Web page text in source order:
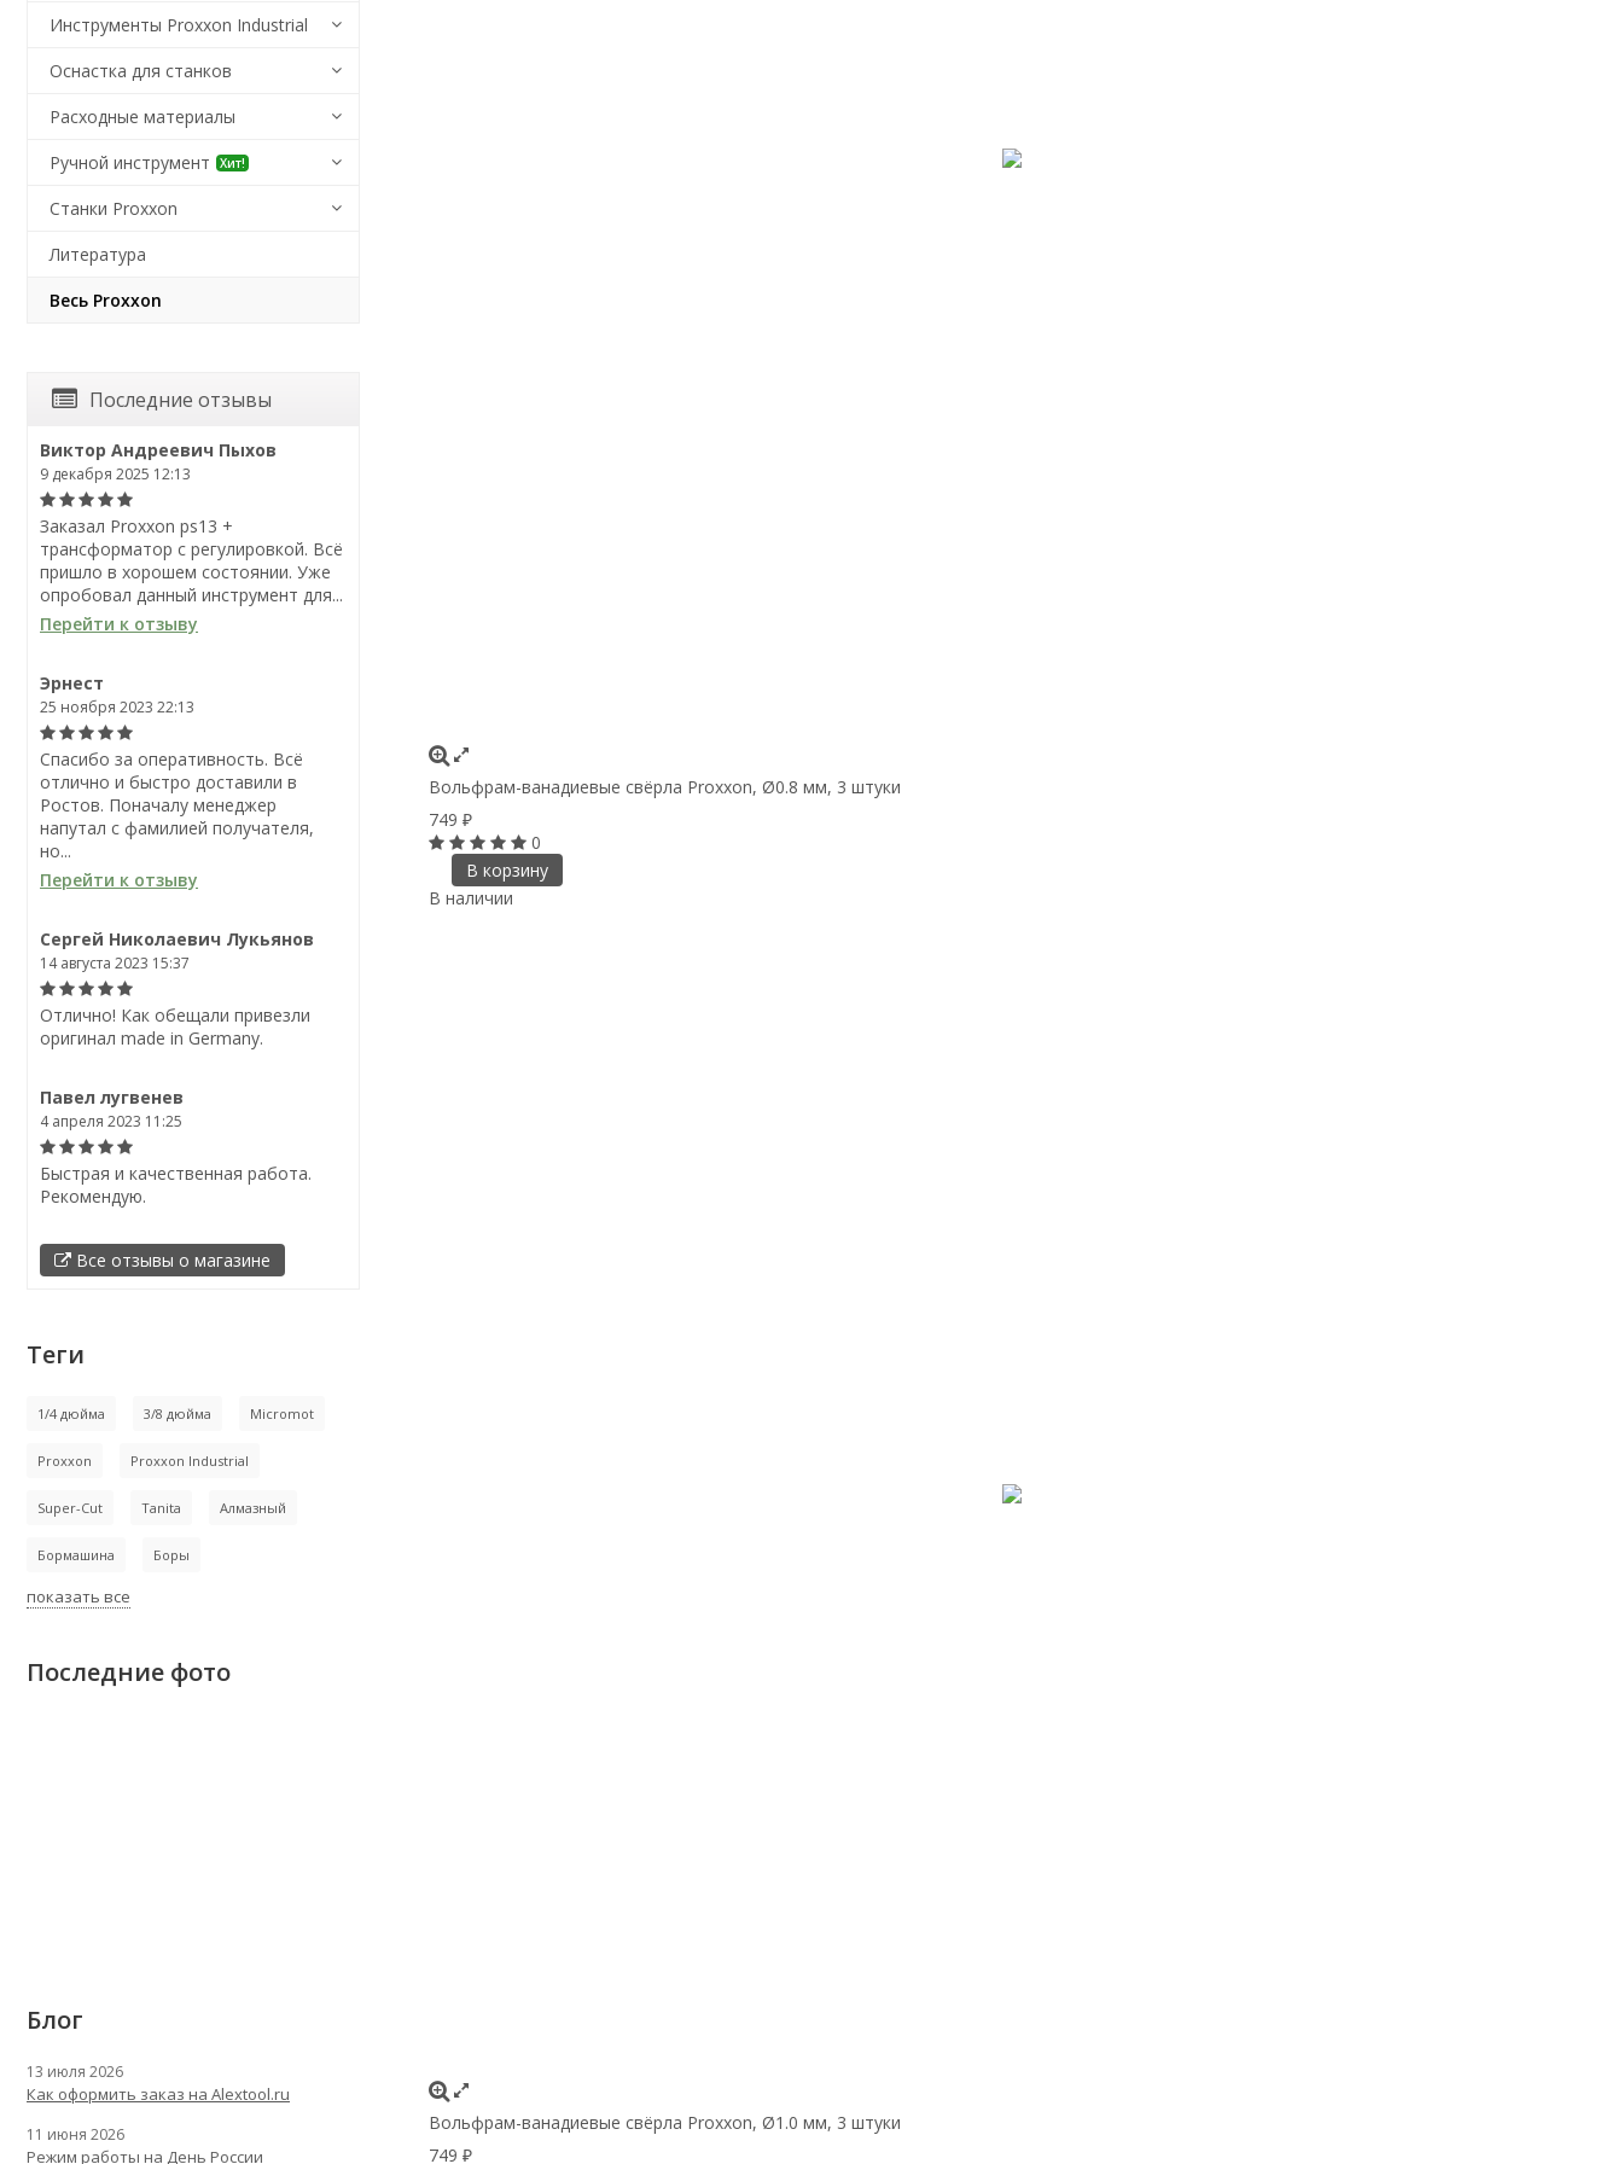
Вольфрам-ванадиевые свёрла Proxxon, Ø0.8 мм, 3 штуки
749 ₽
0
В корзину
В наличии
Вольфрам-ванадиевые свёрла Proxxon, Ø1.0 мм, 3 штуки
749 ₽
Инструменты Proxxon Industrial
Оснастка для станков
Расходные материалы
Ручной инструмент
Хит!
Станки Proxxon
Литература
Весь Proxxon
Последние отзывы
Виктор Андреевич Пыхов
9 декабря 2025 12:13
Заказал Proxxon ps13 +
трансформатор с регулировкой. Всё
пришло в хорошем состоянии. Уже
опробовал данный инструмент для...
Перейти к отзыву
Эрнест
25 ноября 2023 22:13
Спасибо за оперативность. Всё
отлично и быстро доставили в
Ростов. Поначалу менеджер
напутал с фамилией получателя,
но...
Перейти к отзыву
Сергей Николаевич Лукьянов
14 августа 2023 15:37
Отлично! Как обещали привезли
оригинал made in Germany.
Павел лугвенев
4 апреля 2023 11:25
Быстрая и качественная работа.
Рекомендую.
Все отзывы о магазине
Теги
1/4 дюйма 3/8 дюйма Micromot
Proxxon Proxxon Industrial
Super-Cut Tanita Алмазный
Бормашина Боры
показать все
Последние фото
Блог
13 июля 2026
Как оформить заказ на Alextool.ru
11 июня 2026
Режим работы на День России